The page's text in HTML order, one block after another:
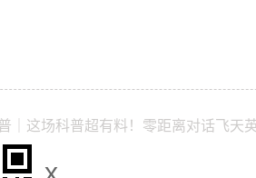
｜这场科普超有料！零距离对话飞天